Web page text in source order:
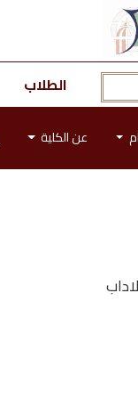
الطلاب
عن الكلية